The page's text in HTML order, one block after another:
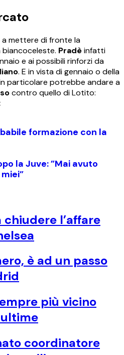
a mettere di fronte la
Pradèinfatti
e ai possibili rinforzi da
. E in vista di gennaio o della
particolare potrebbe andare a
contro quello di Lotito:
formazione con la
la Juve: ”Mai avuto
chiudere l’affare
è ad un passo
più vicino
coordinatore